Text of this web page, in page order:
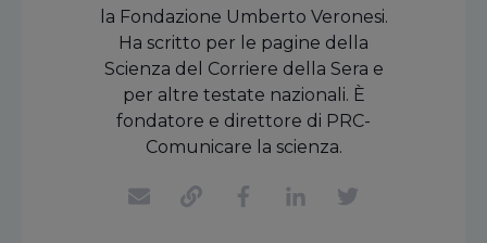
la Fondazione Umberto Veronesi.
Ha scritto per le pagine della
Scienza del Corriere della Sera e
per altre testate nazionali. È
fondatore e direttore di PRC-
Comunicare la scienza.